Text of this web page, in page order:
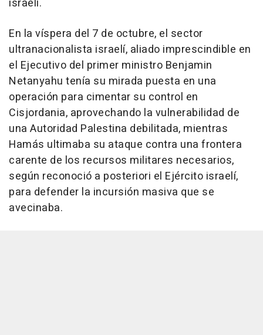
israelí.
En la víspera del 7 de octubre, el sector
ultranacionalista israelí, aliado imprescindible en
el Ejecutivo del primer ministro Benjamin
Netanyahu tenía su mirada puesta en una
operación para cimentar su control en
Cisjordania, aprovechando la vulnerabilidad de
una Autoridad Palestina debilitada, mientras
Hamás ultimaba su ataque contra una frontera
carente de los recursos militares necesarios,
según reconoció a posteriori el Ejército israelí,
para defender la incursión masiva que se
avecinaba.